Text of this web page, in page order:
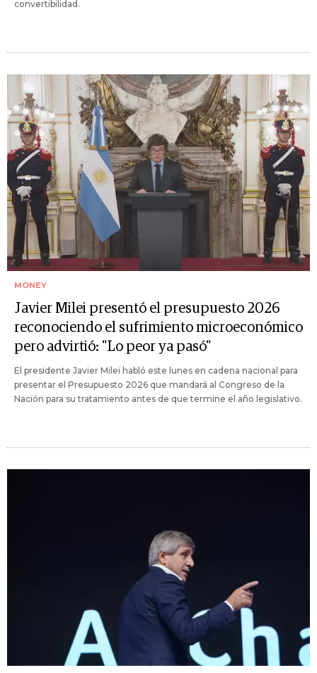
convertibilidad.
MONEY
Javier Milei presentó el presupuesto 2026
reconociendo el sufrimiento microeconómico
pero advirtió: "Lo peor ya pasó"
El presidente Javier Milei habló este lunes en cadena nacional para
presentar el Presupuesto 2026 que mandará al Congreso de la
Nación para su tratamiento antes de que termine el año legislativo.